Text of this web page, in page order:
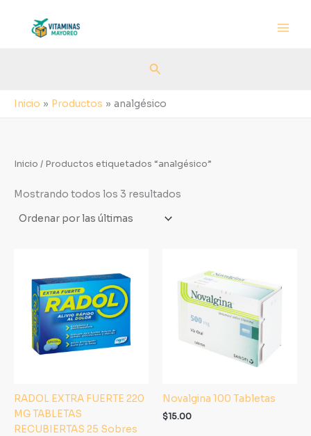
contenido
Buscar
Inicio Productos analgésico
Inicio / Productos etiquetados “analgésico”
Mostrando todos los 3 resultados
RADOL EXTRA FUERTE 220
MG TABLETAS
RECUBIERTAS 25 Sobres
Novalgina 100 Tabletas
$15.00